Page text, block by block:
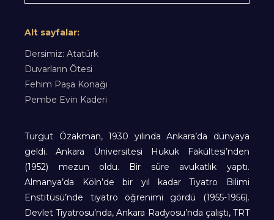
Alt sayfalar:
Dersimiz: Atatürk
Duvarların Ötesi
Fehim Paşa Konağı
Pembe Evin Kaderi
Turgut Özakman, 1930 yılında Ankara’da dünyaya
geldi. Ankara Üniversitesi Hukuk Fakültesi’nden
(1952) mezun oldu. Bir süre avukatlık yaptı.
Almanya’da Köln’de bir yıl kadar Tiyatro Bilimi
Enstitüsü’nde tiyatro öğrenimi gördü (1955-1956).
Devlet Tiyatrosu’nda, Ankara Radyosu’nda çalıştı, TRT